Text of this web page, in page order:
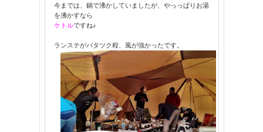
今までは、鍋で沸かしていましたが、やっっぱりお湯
を沸かすなら
ケトルですね♪
ランステがバタツク程、風が強かったです。